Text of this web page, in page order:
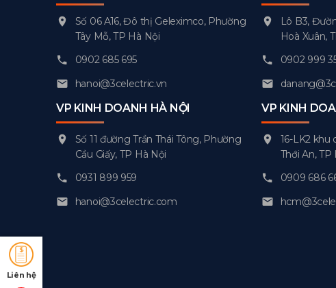
Liên hệ
Số 06 A16, Đô thị Geleximco, Phường
Tây Mỗ, TP Hà Nội
0902 685 695
hanoi@3celectric.vn
VP KINH DOANH HÀ NỘI
Số 11 đường Trần Thái Tông, Phường
Cầu Giấy, TP Hà Nội
0931 899 959
hanoi@3celectric.com
Lô B3,
Hoà Xuân,
0902 999
VP KINH
16-LK2
Thới An, TP
0909 686